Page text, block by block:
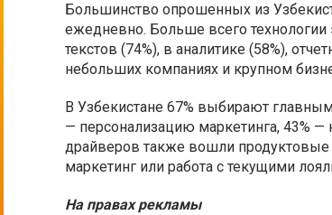
Большинство опрошенных из
ежедневно. Больше всего
текстов (74%), в аналитике (58%),
небольших компаниях и крупном
В Узбекистане 67% выбирают
— персонализацию маркетинга, 43%
драйверов также вошли продуктовые
маркетинг или работа с текущими
На правах рекламы